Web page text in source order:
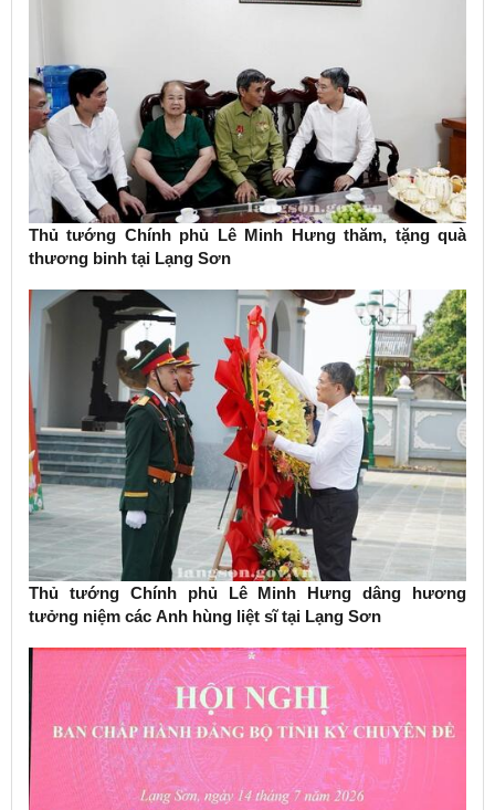
Thủ tướng Chính phủ Lê Minh Hưng thăm, tặng quà
thương binh tại Lạng Sơn
Thủ tướng Chính phủ Lê Minh Hưng dâng hương
tưởng niệm các Anh hùng liệt sĩ tại Lạng Sơn